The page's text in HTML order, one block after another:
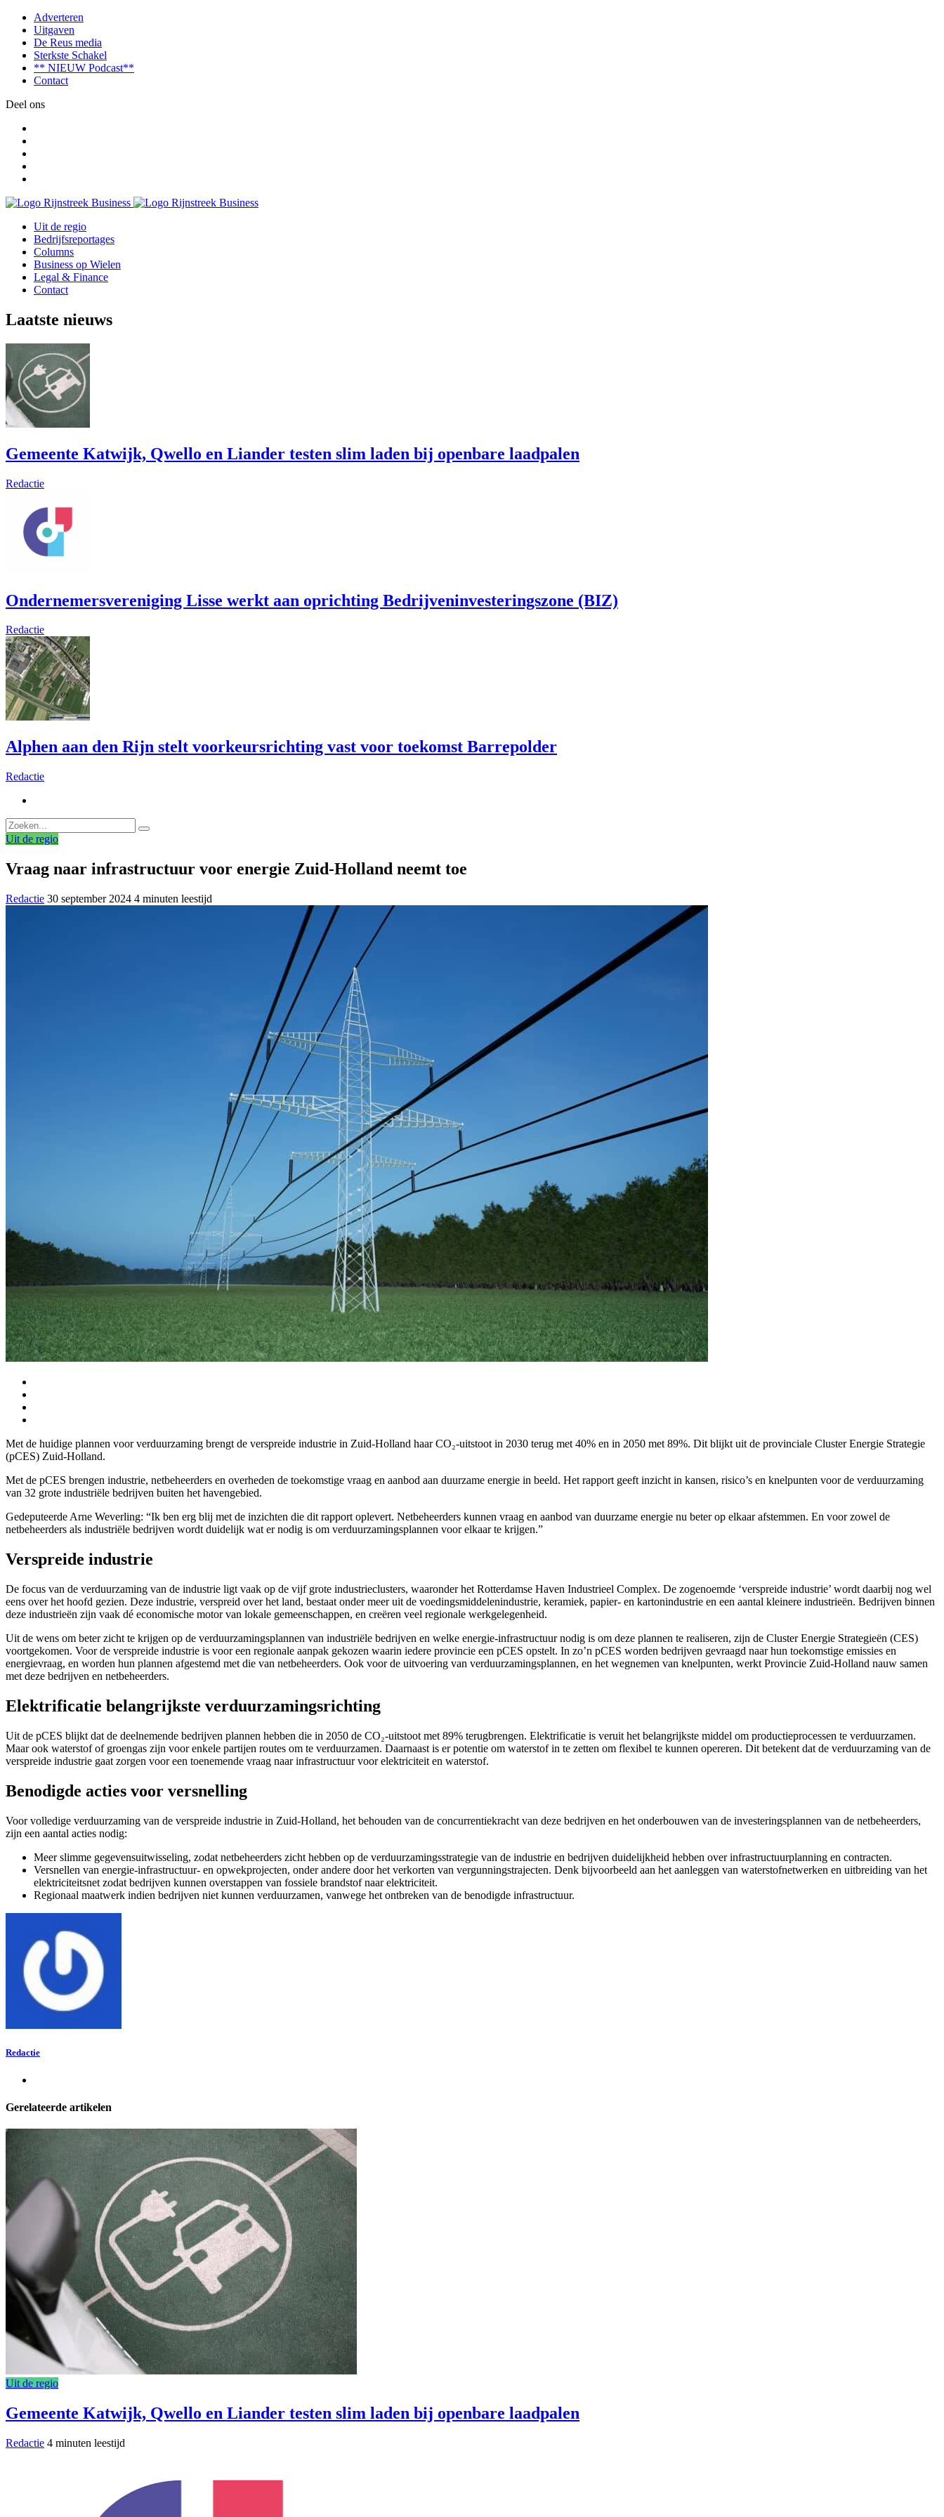
Adverteren
Uitgaven
De Reus media
Sterkste Schakel
** NIEUW Podcast**
Contact
Deel ons
Uit de regio
Bedrijfsreportages
Columns
Business op Wielen
Legal & Finance
Contact
Laatste nieuws
Gemeente Katwijk, Qwello en Liander testen slim laden bij openbare laadpalen
Redactie
Ondernemersvereniging Lisse werkt aan oprichting Bedrijveninvesteringszone (BIZ)
Redactie
Alphen aan den Rijn stelt voorkeursrichting vast voor toekomst Barrepolder
Redactie
Uit de regio
Vraag naar infrastructuur voor energie Zuid-Holland neemt toe
Redactie 30 september 2024 4 minuten leestijd
Met de huidige plannen voor verduurzaming brengt de verspreide industrie in Zuid-Holland haar CO₂-uitstoot in 2030 terug met 40% en in 2050 met 89%. Dit blijkt uit de provinciale Cluster Energie Strategie
(pCES) Zuid-Holland.
Met de pCES brengen industrie, netbeheerders en overheden de toekomstige vraag en aanbod aan duurzame energie in beeld. Het rapport geeft inzicht in kansen, risico’s en knelpunten voor de verduurzaming
van 32 grote industriële bedrijven buiten het havengebied.
Gedeputeerde Arne Weverling: “Ik ben erg blij met de inzichten die dit rapport oplevert. Netbeheerders kunnen vraag en aanbod van duurzame energie nu beter op elkaar afstemmen. En voor zowel de
netbeheerders als industriële bedrijven wordt duidelijk wat er nodig is om verduurzamingsplannen voor elkaar te krijgen.”
Verspreide industrie
De focus van de verduurzaming van de industrie ligt vaak op de vijf grote industrieclusters, waaronder het Rotterdamse Haven Industrieel Complex. De zogenoemde ‘verspreide industrie’ wordt daarbij nog wel
eens over het hoofd gezien. Deze industrie, verspreid over het land, bestaat onder meer uit de voedingsmiddelenindustrie, keramiek, papier- en kartonindustrie en een aantal kleinere industrieën. Bedrijven binnen
deze industrieën zijn vaak dé economische motor van lokale gemeenschappen, en creëren veel regionale werkgelegenheid.
Uit de wens om beter zicht te krijgen op de verduurzamingsplannen van industriële bedrijven en welke energie-infrastructuur nodig is om deze plannen te realiseren, zijn de Cluster Energie Strategieën (CES)
voortgekomen. Voor de verspreide industrie is voor een regionale aanpak gekozen waarin iedere provincie een pCES opstelt. In zo’n pCES worden bedrijven gevraagd naar hun toekomstige emissies en
energievraag, en worden hun plannen afgestemd met die van netbeheerders. Ook voor de uitvoering van verduurzamingsplannen, en het wegnemen van knelpunten, werkt Provincie Zuid-Holland nauw samen
met deze bedrijven en netbeheerders.
Elektrificatie belangrijkste verduurzamingsrichting
Uit de pCES blijkt dat de deelnemende bedrijven plannen hebben die in 2050 de CO₂-uitstoot met 89% terugbrengen. Elektrificatie is veruit het belangrijkste middel om productieprocessen te verduurzamen.
Maar ook waterstof of groengas zijn voor enkele partijen routes om te verduurzamen. Daarnaast is er potentie om waterstof in te zetten om flexibel te kunnen opereren. Dit betekent dat de verduurzaming van de
verspreide industrie gaat zorgen voor een toenemende vraag naar infrastructuur voor elektriciteit en waterstof.
Benodigde acties voor versnelling
Voor volledige verduurzaming van de verspreide industrie in Zuid-Holland, het behouden van de concurrentiekracht van deze bedrijven en het onderbouwen van de investeringsplannen van de netbeheerders,
zijn een aantal acties nodig:
Meer slimme gegevensuitwisseling, zodat netbeheerders zicht hebben op de verduurzamingsstrategie van de industrie en bedrijven duidelijkheid hebben over infrastructuurplanning en contracten.
Versnellen van energie-infrastructuur- en opwekprojecten, onder andere door het verkorten van vergunningstrajecten. Denk bijvoorbeeld aan het aanleggen van waterstofnetwerken en uitbreiding van het
elektriciteitsnet zodat bedrijven kunnen overstappen van fossiele brandstof naar elektriciteit.
Regionaal maatwerk indien bedrijven niet kunnen verduurzamen, vanwege het ontbreken van de benodigde infrastructuur.
Redactie
Gerelateerde artikelen
Uit de regio
Gemeente Katwijk, Qwello en Liander testen slim laden bij openbare laadpalen
Redactie 4 minuten leestijd